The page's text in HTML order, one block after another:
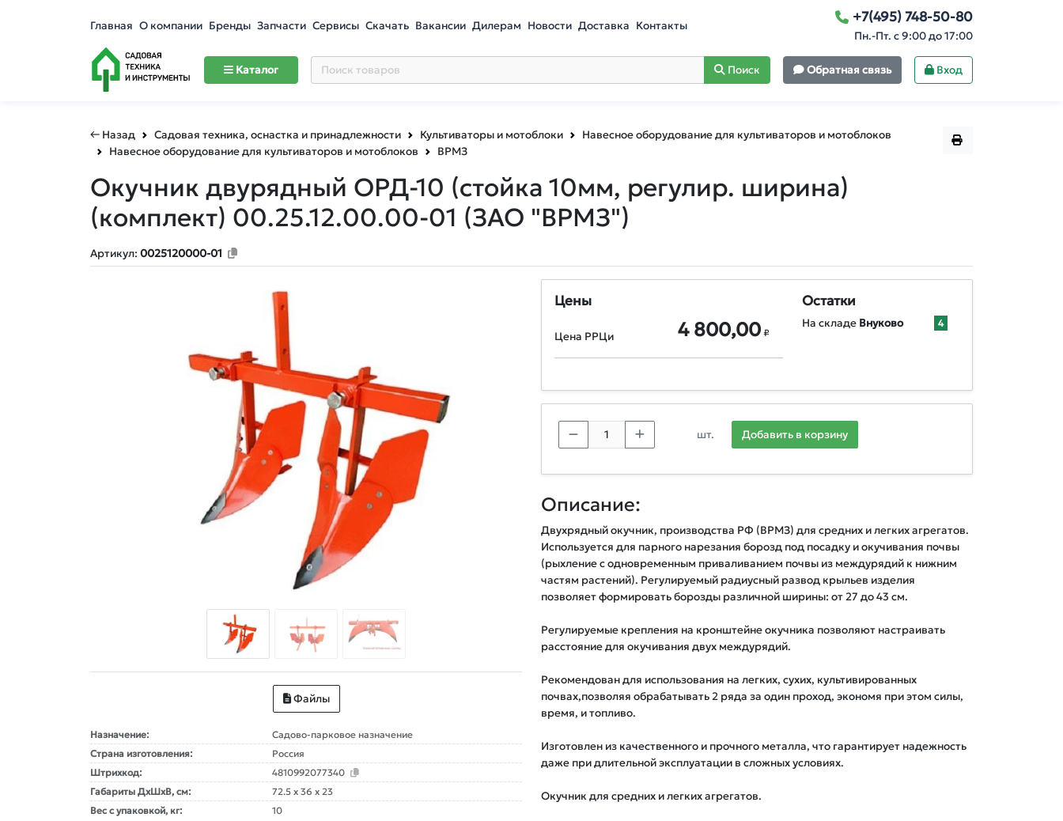
Главная О компании Бренды Запчасти Сервисы Скачать Вакансии Дилерам Новости Доставка Контакты +7(495) 748-50-80
Пн.-Пт. с 9:00 до 17:00
Каталог Поиск Обратная связь Вход
← Назад Садовая техника, оснастка и принадлежности Культиваторы и мотоблоки
Навесное оборудование для культиваторов и мотоблоков
Навесное оборудование для культиваторов и мотоблоков
ВРМЗ
Окучник двурядный ОРД-10 (стойка 10мм, регулир. ширина)
(комплект) 00.25.12.00.00-01 (ЗАО "ВРМЗ")
Артикул: 0025120000-01
Файлы
Назначение:
Садово-парковое назначение
Страна изготовления:
Россия
Штрихкод:
4810992077340
Габариты ДxШxВ, см:
72.5 x 36 x 23
Вес с упаковкой, кг:
10
Цены
Цена РРЦи 4 800,00 ₽
Остатки
На складе Внуково 4
шт. Добавить в корзину
Описание:
Двухрядный окучник, производства РФ (ВРМЗ) для средних и легких агрегатов.
Используется для парного нарезания борозд под посадку и окучивания почвы
(рыхление с одновременным приваливанием почвы из междурядий к нижним
частям растений). Регулируемый радиусный развод крыльев изделия
позволяет формировать борозды различной ширины: от 27 до 43 см.
Регулируемые крепления на кронштейне окучника позволяют настраивать
расстояние для окучивания двух междурядий.
Рекомендован для использования на легких, сухих, культивированных
почвах,позволяя обрабатывать 2 ряда за один проход, экономя при этом силы,
время, и топливо.
Изготовлен из качественного и прочного металла, что гарантирует надежность
даже при длительной эксплуатации в сложных условиях.
Окучник для средних и легких агрегатов.